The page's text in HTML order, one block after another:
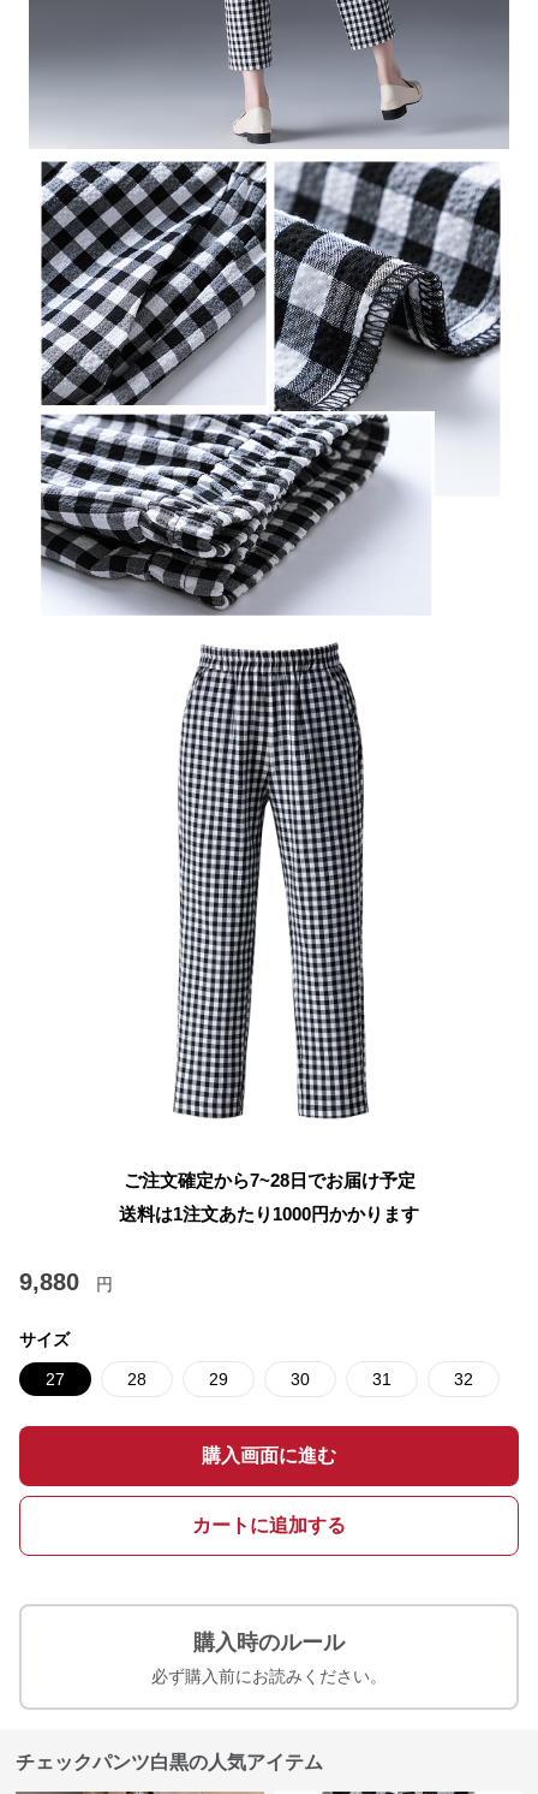
ご注文確定から7~28日でお届け予定
送料は1注文あたり 1000円かかります
9,880 円
サイズ
27 28 29 30 31 32
購入画面に進む
カートに追加する
購入時のルール
必ず購入前にお読みください。
チェックパンツ白黒の人気アイテム